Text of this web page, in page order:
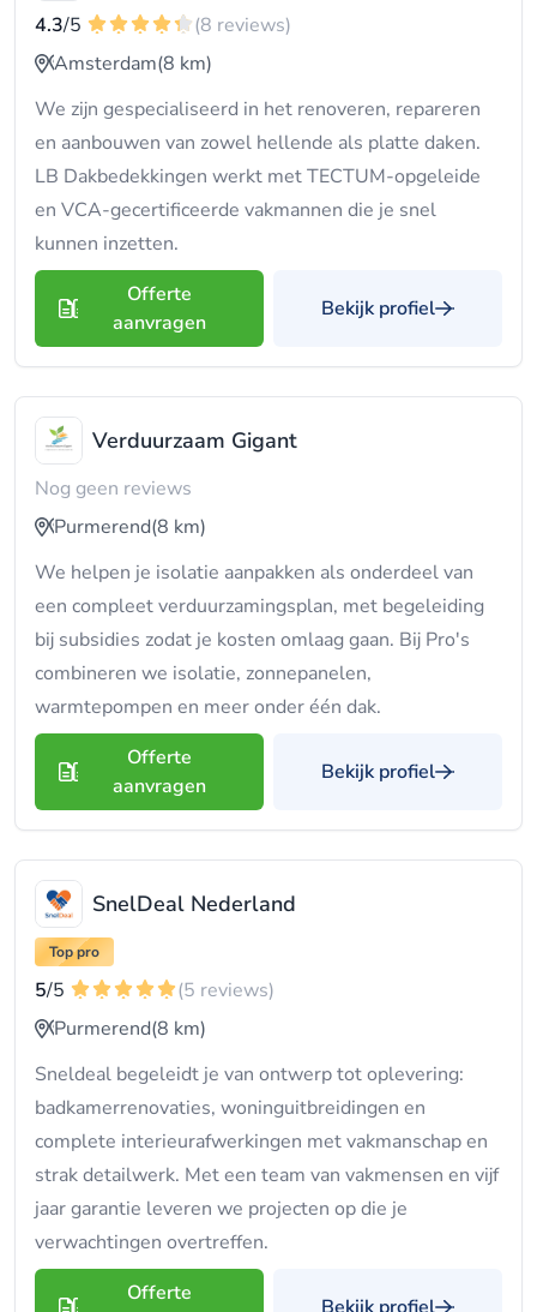
4.3/5
(8 reviews)
Amsterdam(8 km)
We zijn gespecialiseerd in het renoveren, repareren
en aanbouwen van zowel hellende als platte daken.
LB Dakbedekkingen werkt met TECTUM-opgeleide
en VCA-gecertificeerde vakmannen die je snel
kunnen inzetten.
Offerte
aanvragen
Bekijk profiel
Verduurzaam Gigant
Nog geen reviews
Purmerend(8 km)
We helpen je isolatie aanpakken als onderdeel van
een compleet verduurzamingsplan, met begeleiding
bij subsidies zodat je kosten omlaag gaan. Bij Pro's
combineren we isolatie, zonnepanelen,
warmtepompen en meer onder één dak.
Offerte
aanvragen
Bekijk profiel
SnelDeal Nederland
Top pro
5/5
(5 reviews)
Purmerend(8 km)
Sneldeal begeleidt je van ontwerp tot oplevering:
badkamerrenovaties, woninguitbreidingen en
complete interieurafwerkingen met vakmanschap en
strak detailwerk. Met een team van vakmensen en vijf
jaar garantie leveren we projecten op die je
verwachtingen overtreffen.
Offerte